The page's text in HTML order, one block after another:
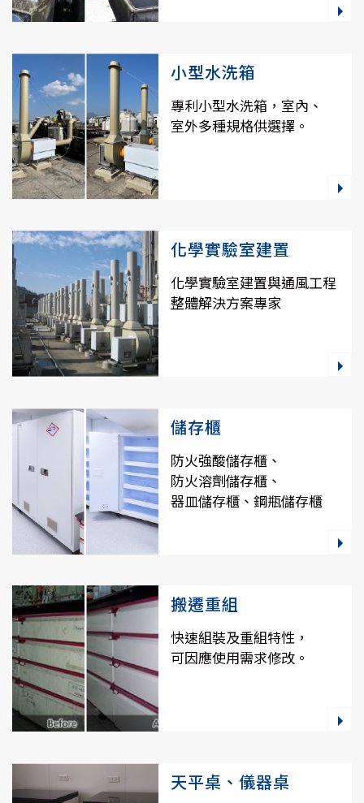
小型水洗箱
專利小型水洗箱，室內、
室外多種規格供選擇。
化學實驗室建置
化學實驗室建置與通風工程
整體解決方案專家
儲存櫃
防火強酸儲存櫃、
防火溶劑儲存櫃、
器皿儲存櫃、鋼瓶儲存櫃
搬遷重組
快速組裝及重組特性，
可因應使用需求修改。
天平桌、儀器桌